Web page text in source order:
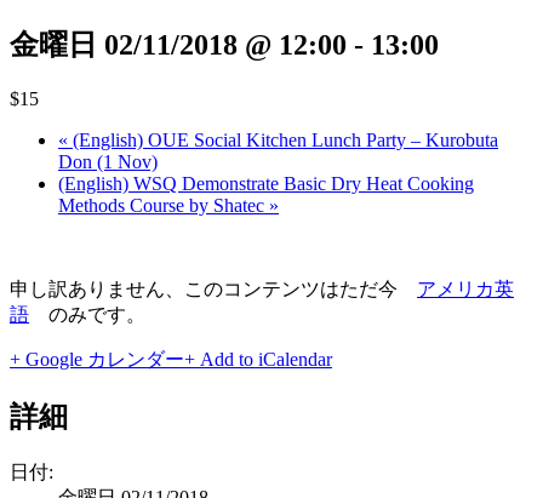
金曜日 02/11/2018 @ 12:00 - 13:00
$15
« (English) OUE Social Kitchen Lunch Party – Kurobuta
Don (1 Nov)
(English) WSQ Demonstrate Basic Dry Heat Cooking
Methods Course by Shatec »
申し訳ありません、このコンテンツはただ今 アメリカ英
語 のみです。
+ Google カレンダー+ Add to iCalendar
詳細
日付: